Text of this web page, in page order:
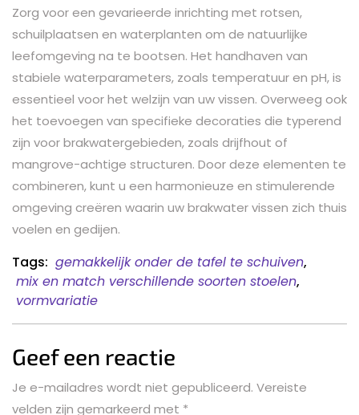
Zorg voor een gevarieerde inrichting met rotsen,
schuilplaatsen en waterplanten om de natuurlijke
leefomgeving na te bootsen. Het handhaven van
stabiele waterparameters, zoals temperatuur en pH, is
essentieel voor het welzijn van uw vissen. Overweeg ook
het toevoegen van specifieke decoraties die typerend
zijn voor brakwatergebieden, zoals drijfhout of
mangrove-achtige structuren. Door deze elementen te
combineren, kunt u een harmonieuze en stimulerende
omgeving creëren waarin uw brakwater vissen zich thuis
voelen en gedijen.
Tags: gemakkelijk onder de tafel te schuiven,
mix en match verschillende soorten stoelen,
vormvariatie
Geef een reactie
Je e-mailadres wordt niet gepubliceerd. Vereiste
velden zijn gemarkeerd met *